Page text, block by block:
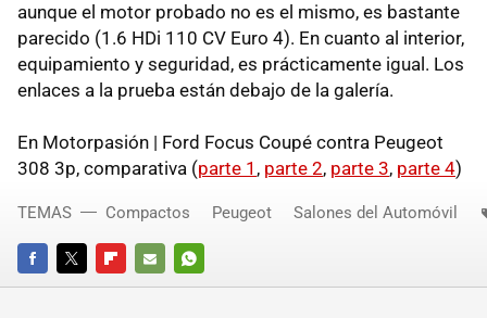
aunque el motor probado no es el mismo, es bastante
parecido (1.6 HDi 110 CV Euro 4). En cuanto al interior,
equipamiento y seguridad, es prácticamente igual. Los
enlaces a la prueba están debajo de la galería.
En Motorpasión | Ford Focus Coupé contra Peugeot
308 3p, comparativa (parte 1 , parte 2, parte 3, parte 4)
FACEBOOKTWITTERFLIPBOARD
E-
WHATSAPP
TEMAS Compactos Peugeot Salones del Automóvil